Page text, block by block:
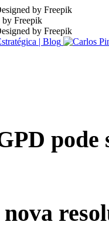
pode